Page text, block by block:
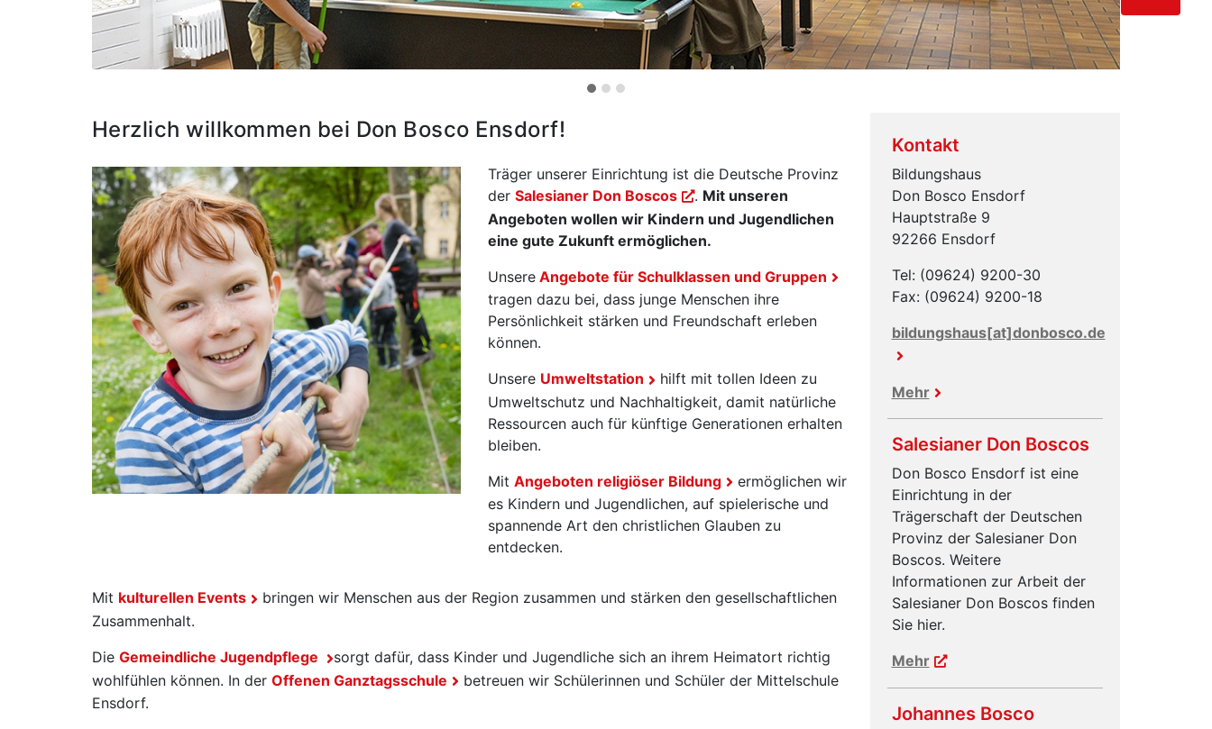
Herzlich willkommen bei Don Bosco Ensdorf!
Träger unserer Einrichtung ist die Deutsche Provinz
der Salesianer Don Boscos . Mit unseren
Angeboten wollen wir Kindern und Jugendlichen
eine gute Zukunft ermöglichen.
UnsereAngebote für Schulklassen und Gruppen
tragen dazu bei, dass junge Menschen ihre
Persönlichkeit stärken und Freundschaft erleben
können.
Unsere Umweltstation
hilft mit tollen Ideen zu
Umweltschutz und Nachhaltigkeit, damit natürliche
Ressourcen auch für künftige Generationen erhalten
bleiben.
Mit Angeboten religiöser Bildung
ermöglichen wir
es Kindern und Jugendlichen, auf spielerische und
spannende Art den christlichen Glauben zu
entdecken.
Mit kulturellen Events
bringen wir Menschen aus der Region zusammen und stärken den gesellschaftlichen
Zusammenhalt.
Die Gemeindliche Jugendpflege
sorgt dafür, dass Kinder und Jugendliche sich an ihrem Heimatort richtig
wohlfühlen können. In der Offenen Ganztagsschule
betreuen wir Schülerinnen und Schüler der Mittelschule
Ensdorf.
Kontakt
Bildungshaus
Don Bosco Ensdorf
Hauptstraße 9
92266 Ensdorf
Tel: (09624) 9200-30
Fax: (09624) 9200-18
bildungshaus[at]donbosco.de
Mehr
Salesianer Don Boscos
Don Bosco Ensdorf ist eine
Einrichtung in der
Trägerschaft der Deutschen
Provinz der Salesianer Don
Boscos. Weitere
Informationen zur Arbeit der
Salesianer Don Boscos finden
Sie hier.
Mehr
Johannes Bosco